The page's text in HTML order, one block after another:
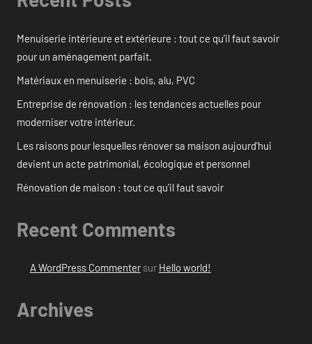
Menuiserie intérieure et extérieure : tout ce qu’il faut savoir
pour un aménagement parfait.
Matériaux en menuiserie : bois, alu, PVC
Entreprise de rénovation : les tendances actuelles pour
moderniser votre intérieur.
Les raisons pour lesquelles rénover sa maison aujourd’hui
devient un acte patrimonial, écologique et personnel
Rénovation de maison : tout ce qu’il faut savoir
Recent Comments
A WordPress Commentersur Hello world!
Archives